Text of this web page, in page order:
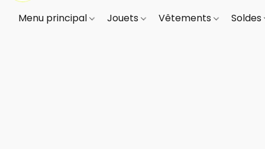
Menu principal Jouets Vêtements Soldes